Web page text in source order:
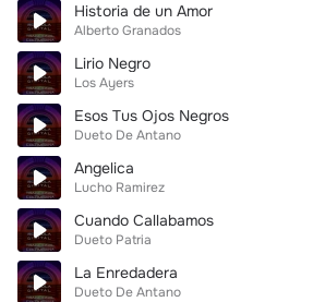
Historia de un Amor
Alberto Granados
Lirio Negro
Los Ayers
Esos Tus Ojos Negros
Dueto De Antano
Angelica
Lucho Ramirez
Cuando Callabamos
Dueto Patria
La Enredadera
Dueto De Antano